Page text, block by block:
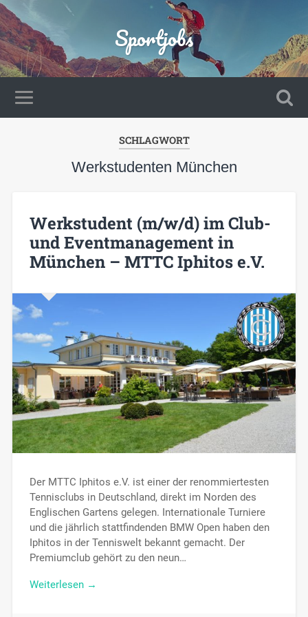
Sportjobs
SCHLAGWORT
Werkstudenten München
Werkstudent (m/w/d) im Club-
und Eventmanagement in
München – MTTC Iphitos e.V.
Der MTTC Iphitos e.V. ist einer der renommiertesten
Tennisclubs in Deutschland, direkt im Norden des
Englischen Gartens gelegen. Internationale Turniere
und die jährlich stattfindenden BMW Open haben den
Iphitos in der Tenniswelt bekannt gemacht. Der
Premiumclub gehört zu den neun…
Weiterlesen →